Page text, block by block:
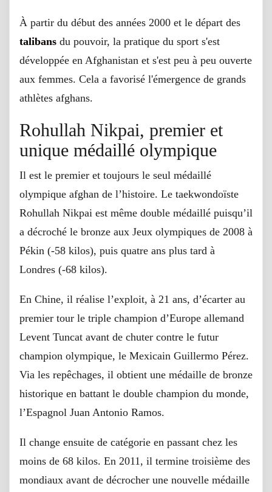
À partir du début des années 2000 et le départ des
talibans du pouvoir, la pratique du sport s'est
développée en Afghanistan et s'est peu à peu ouverte
aux femmes. Cela a favorisé l'émergence de grands
athlètes afghans.
Rohullah Nikpai, premier et
unique médaillé olympique
Il est le premier et toujours le seul médaillé
olympique afghan de l’histoire. Le taekwondoïste
Rohullah Nikpai est même double médaillé puisqu’il
a décroché le bronze aux Jeux olympiques de 2008 à
Pékin (-58 kilos), puis quatre ans plus tard à
Londres (-68 kilos).
En Chine, il réalise l’exploit, à 21 ans, d’écarter au
premier tour le triple champion d’Europe allemand
Levent Tuncat avant de chuter contre le futur
champion olympique, le Mexicain Guillermo Pérez.
Via les repêchages, il obtient une médaille de bronze
historique en battant le double champion du monde,
l’Espagnol Juan Antonio Ramos.
Il change ensuite de catégorie en passant chez les
moins de 68 kilos. En 2011, il termine troisième des
mondiaux avant de décrocher une nouvelle médaille